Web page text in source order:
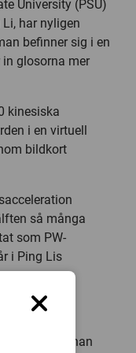
University (PSU)
har nyligen
befinner sig i en
glosorna mer
kinesiska
i en virtuell
bildkort
så många
som PW-
i Ping Lis
Johan